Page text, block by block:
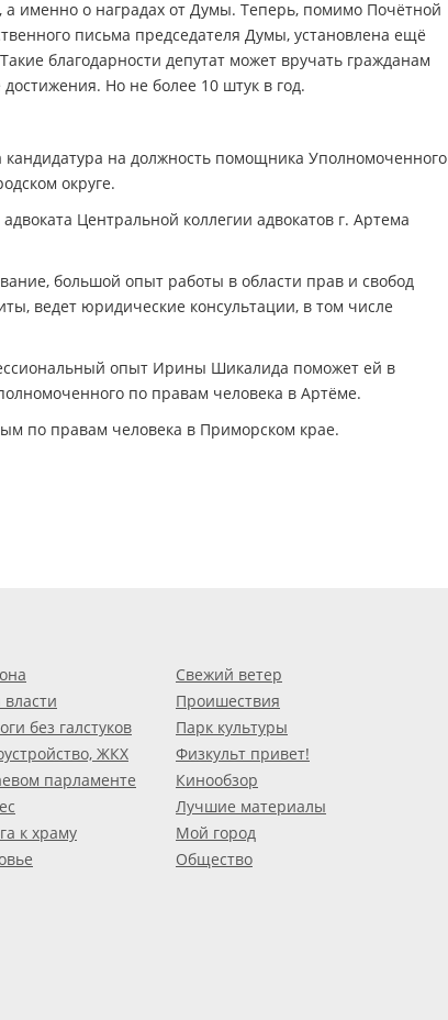
а именно о наградах от Думы. Теперь, помимо Почётной
письма председателя Думы, установлена ещё
благодарности депутат может вручать гражданам
Но не более 10 штук в год.
на должность помощника Уполномоченного
округе.
Центральной коллегии адвокатов г. Артема
большой опыт работы в области прав и свобод
ведет юридические консультации, в том числе
опыт Ирины Шикалида поможет ей в
по правам человека в Артёме.
по правам человека в Приморском крае.
без галстуков
ЖКХ
парламенте
к храму
Свежий ветер
Проишествия
Парк культуры
Физкульт привет!
Кинообзор
Лучшие материалы
Мой город
Общество